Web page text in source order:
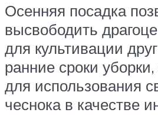
Осенняя посадка
высвободить
для культивации
ранние сроки
для использования
чеснока в качестве